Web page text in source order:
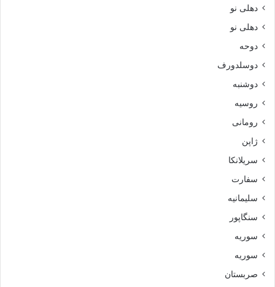
دهلی نو
دهلی نو
دوحه
دوسلدورف
دوشنبه
روسیه
رومانی
ژاپن
سریلانکا
سفارت
سلیمانیه
سنگاپور
سوریه
سوریه
صربستان